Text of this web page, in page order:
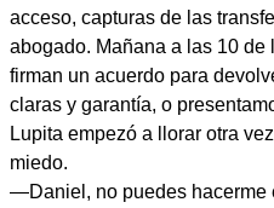
acceso, capturas de las
abogado. Mañana a las 10
firman un acuerdo para
claras y garantía, o
Lupita empezó a llorar otra
miedo.
—Daniel, no puedes hacerme